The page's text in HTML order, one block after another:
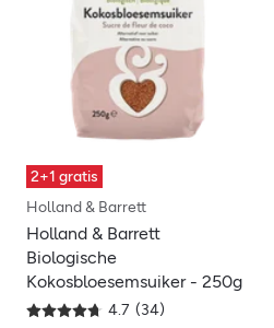
2+1 gratis
Holland & Barrett
Holland & Barrett
Biologische
Kokosbloesemsuiker - 250g
4.7 (34)